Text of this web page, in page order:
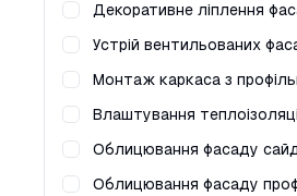
Декоративне ліплення
Устрій вентильованих
Влаштування
Облицювання фасаду
Облицювання фасаду